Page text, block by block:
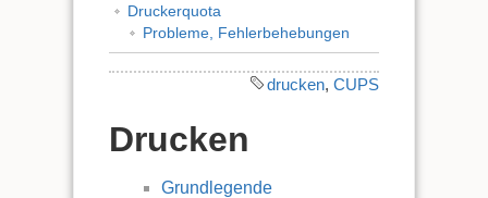
Druckerquota
Probleme, Fehlerbehebungen
drucken, CUPS
Drucken
Grundlegende